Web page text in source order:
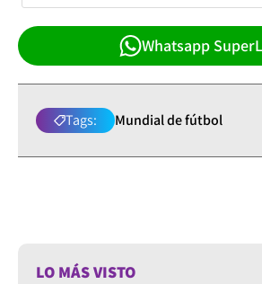
Whatsapp
Tags: Mundial de fútbol
LO MÁS VISTO